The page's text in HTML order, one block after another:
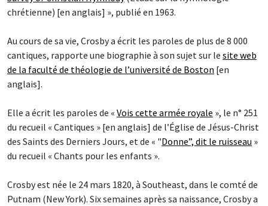
chrétienne) [en anglais] », publié en 1963.
Au cours de sa vie, Crosby a écrit les paroles de plus de 8 000
cantiques, rapporte une biographie à son sujet sur le site web
de la faculté de théologie de l’université de Boston [en
anglais].
Elle a écrit les paroles de « Vois cette armée royale », le n° 251
du recueil « Cantiques » [en anglais] de l’Église de Jésus-Christ
des Saints des Derniers Jours, et de « "Donne”, dit le ruisseau »
du recueil « Chants pour les enfants ».
Crosby est née le 24 mars 1820, à Southeast, dans le comté de
Putnam (New York). Six semaines après sa naissance, Crosby a